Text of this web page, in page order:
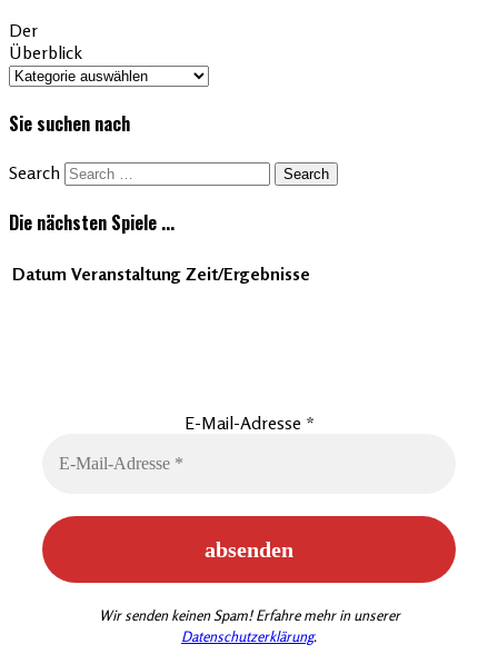
Der
Überblick
Sie suchen nach
Search
Die nächsten Spiele ...
Datum Veranstaltung Zeit/Ergebnisse
E-Mail-Adresse *
Wir senden keinen Spam! Erfahre mehr in unserer
Datenschutzerklärung.